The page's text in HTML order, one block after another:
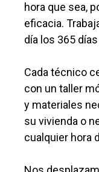
hora que sea,
eficacia.
día los 365
Cada técnico
con un taller
y materiales
su vivienda o
cualquier hora